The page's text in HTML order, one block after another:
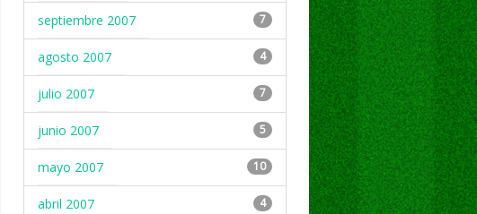
septiembre 2007 7
agosto 2007 4
julio 2007 7
junio 2007 5
mayo 2007 10
abril 2007 4